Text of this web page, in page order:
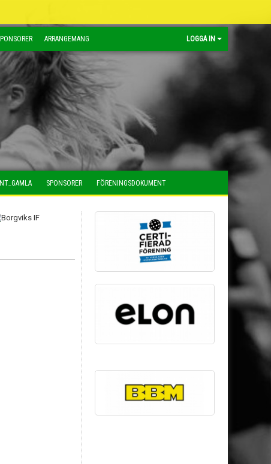
ARRANGEMANG LOGGA IN
SPONSORER FÖRENINGSDOKUMENT